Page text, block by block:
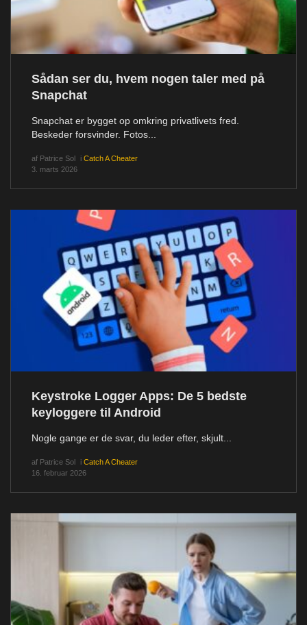
Sådan ser du, hvem nogen taler med på
Snapchat
Snapchat er bygget op omkring privatlivets fred.
Beskeder forsvinder. Fotos...
af Patrice Sol i Catch A Cheater
3. marts 2026
Keystroke Logger Apps: De 5 bedste
keyloggere til Android
Nogle gange er de svar, du leder efter, skjult...
af Patrice Sol i Catch A Cheater
16. februar 2026